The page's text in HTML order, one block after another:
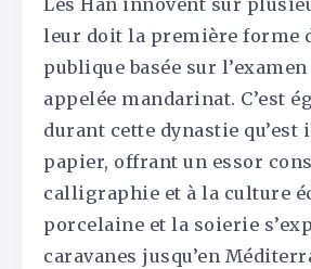
Les Han innovent sur
leur doit la première forme
publique basée sur
appelée mandarinat. C’est
durant cette dynastie qu’est
papier, offrant un essor
calligraphie et à la culture
porcelaine et la soierie
caravanes jusqu’en